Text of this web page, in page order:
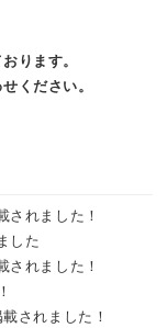
ります。
ください。
されました！
した
されました！
されました！